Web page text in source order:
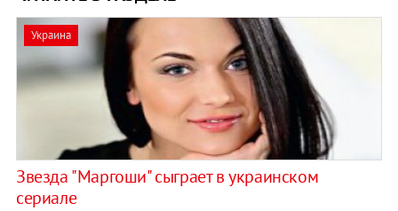
Украина
Звезда "Маргоши" сыграет в украинском
сериале